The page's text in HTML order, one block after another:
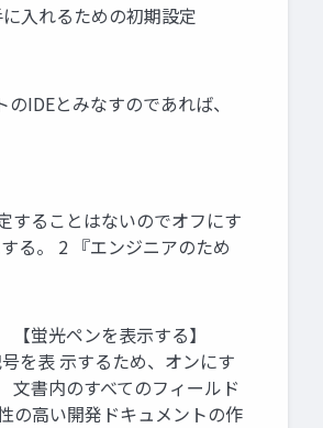
入れるための初期設定
IDEとみなすのであれば、
することはないのでオフにす
る。 2 『エンジニアのため
蛍光ペンを表示する】
を表 示するため、オンにす
文書内のすべてのフィールド
の高い開発ドキュメントの作